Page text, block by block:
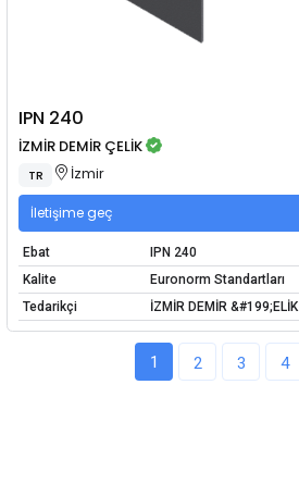
IPN 240
İZMİR DEMİR ÇELİK
TR İzmir
İletişime geç
Ebat
IPN 240
Kalite
Euronorm Standartları
Tedarikçi
İZMİR DEMİR &#199;ELİK
1 2 3 4